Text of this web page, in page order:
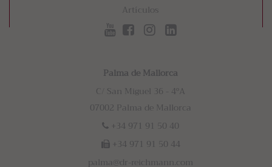
Artículos
Palma de Mallorca
C/ San Miguel 36 - 4ºA
07002 Palma de Mallorca
+34 971 91 50 40
+34 971 91 50 44
palma@dr-reichmann.com